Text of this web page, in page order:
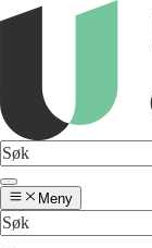
Meny